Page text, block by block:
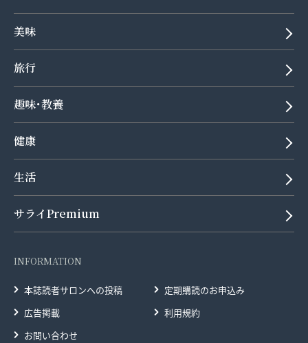
美味
旅行
趣味･教養
健康
生活
サライPremium
INFORMATION
本誌読者サロンへの投稿
定期購読のお申込み
広告掲載
利用規約
お問い合わせ